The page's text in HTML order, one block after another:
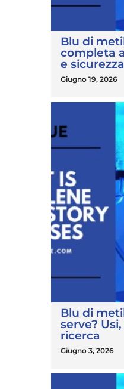
Blu di
completa
e sicurezza
Giugno 19, 2026
Blu di
serve?
ricerca
Giugno 3, 2026